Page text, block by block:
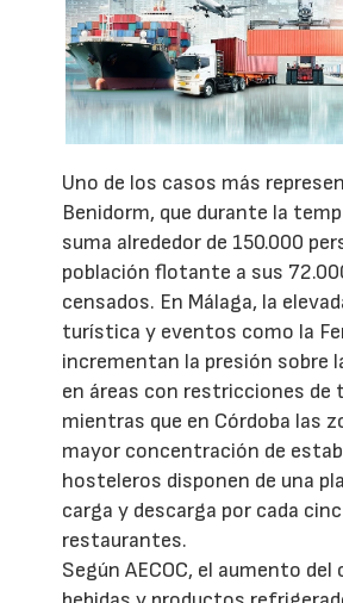
Uno de los casos más
Benidorm, que durante la
suma alrededor de 150.000
población flotante a sus
censados. En Málaga, la
turística y eventos como la
incrementan la presión sobre
en áreas con restricciones de
mientras que en Córdoba las
mayor concentración de
hosteleros disponen de una
carga y descarga por cada
restaurantes.
Según AECOC, el aumento del